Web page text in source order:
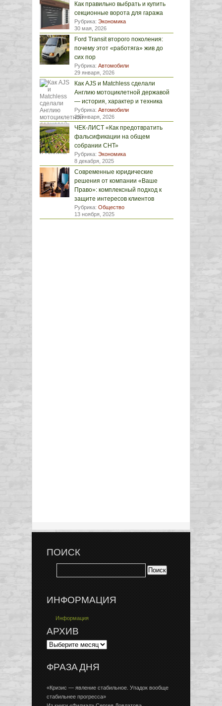
Как правильно выбрать и купить
секционные ворота для гаража
Рубрика: Экономика
30 мая, 2026
Ford Transit второго поколения:
почему этот «работяга» жив до
сих пор
Рубрика: Автомобили
29 января, 2026
Как AJS и Matchless сделали
Англию мотоциклетной державой
— история, характер и техника
Рубрика: Автомобили
29 января, 2026
ЧЕК-ЛИСТ «Как предотвратить
фальсификации на общем
собрании СНТ»
Рубрика: Экономика
8 декабря, 2025
Современные юридические
решения от компании «Ваше
Право»: комплексный подход к
защите интересов клиентов
Рубрика: Общество
13 ноября, 2025
ПОИСК
ИНФОРМАЦИЯ
Информация
АРХИВ
ФРАЗА ДНЯ
«Кризис — явление стабильное. Упадок вообще
стабильнее прогресса»